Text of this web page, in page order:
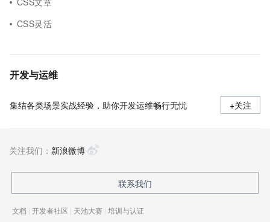
CSS灵活
开发与运维
集结各类场景实战经验，助你开发运维畅行无忧 +关注
关注我们： 新浪微博
联系我们
文档 | 开发者社区 | 天池大赛 | 培训与认证